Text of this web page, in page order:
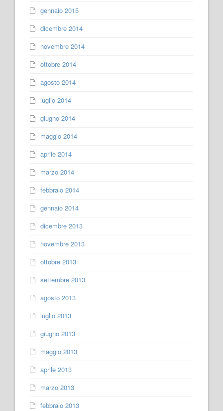
gennaio 2015
dicembre 2014
novembre 2014
ottobre 2014
agosto 2014
luglio 2014
giugno 2014
maggio 2014
aprile 2014
marzo 2014
febbraio 2014
gennaio 2014
dicembre 2013
novembre 2013
ottobre 2013
settembre 2013
agosto 2013
luglio 2013
giugno 2013
maggio 2013
aprile 2013
marzo 2013
febbraio 2013